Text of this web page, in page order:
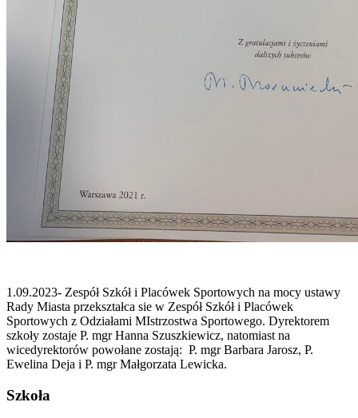
1.09.2023- Zespół Szkół i Placówek Sportowych na mocy ustawy
Rady Miasta przekształca sie w Zespół Szkół i Placówek
Sportowych z Odziałami MIstrzostwa Sportowego. Dyrektorem
szkoły zostaje P. mgr Hanna Szuszkiewicz, natomiast na
wicedyrektorów powołane zostają: P. mgr Barbara Jarosz, P.
Ewelina Deja i P. mgr Małgorzata Lewicka.
Szkoła